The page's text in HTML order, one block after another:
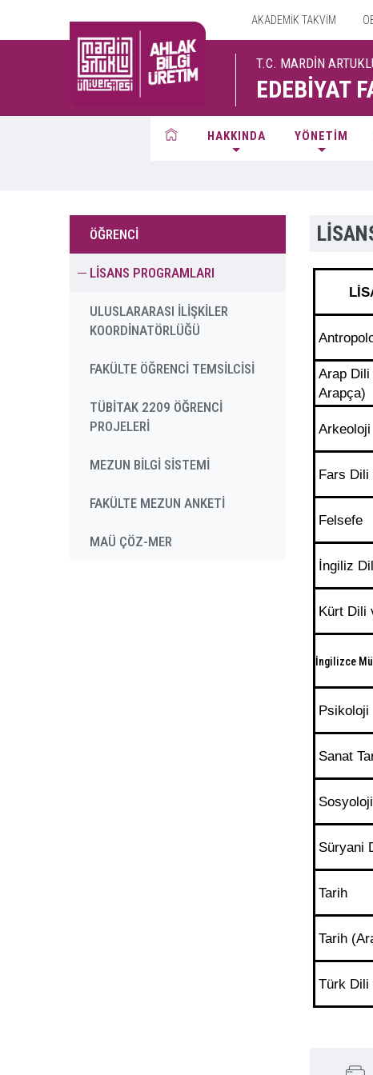
AKADEMİK TAKVİM
T.C. MARDİN
EDEBİYAT
HAKKINDA YÖNETİM
ÖĞRENCİ
LİSANS PROGRAMLARI
ULUSLARARASI İLİŞKİLER
KOORDİNATÖRLÜĞÜ
FAKÜLTE ÖĞRENCİ TEMSİLCİSİ
TÜBİTAK 2209 ÖĞRENCİ
PROJELERİ
MEZUN BİLGİ SİSTEMİ
FAKÜLTE MEZUN ANKETİ
MAÜ ÇÖZ-MER
Arap Dili
Arapça)
Arkeoloji
Fars Dili
Felsefe
İngiliz
Kürt Dili
İngilizce
Psikoloji
Sanat
Sosyoloji
Süryani
Tarih
Tarih
Türk Dili